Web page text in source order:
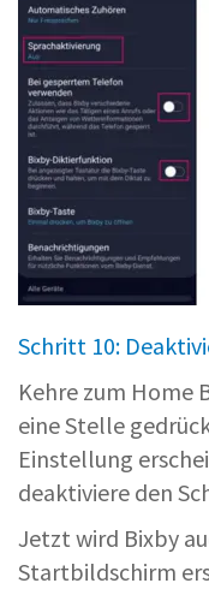
Schritt 10:
Kehre zum Home
eine Stelle
Einstellung
deaktiviere den
Jetzt wird Bixby
Startbildschirm